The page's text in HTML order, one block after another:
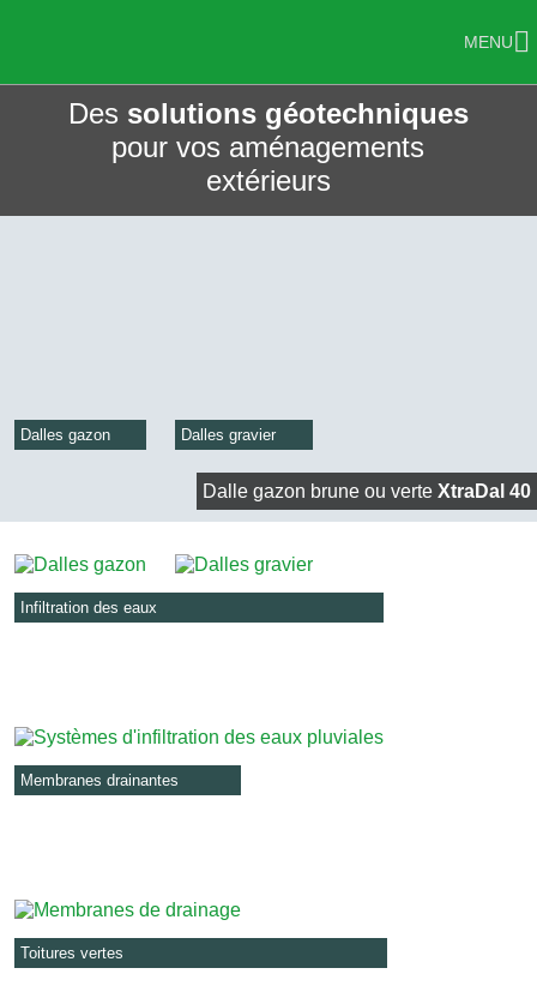
MENU
Des solutions géotechniques
pour vos aménagements
extérieurs
Dalle gazon brune ou verte XtraDal 40
Dalles gazon Dalles gravier
Infiltration des eaux
Membranes drainantes
Toitures vertes